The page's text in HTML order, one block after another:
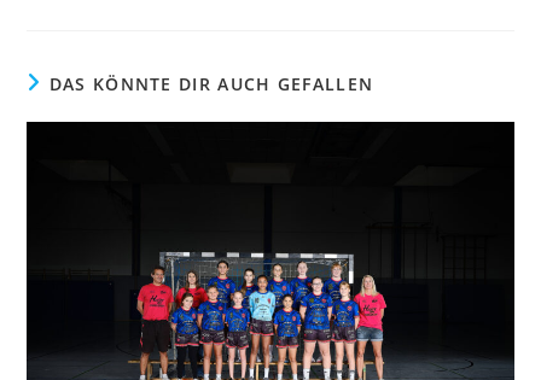
DAS KÖNNTE DIR AUCH GEFALLEN